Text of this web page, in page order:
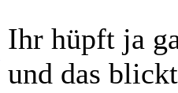
Ihr hüpft ja
und das